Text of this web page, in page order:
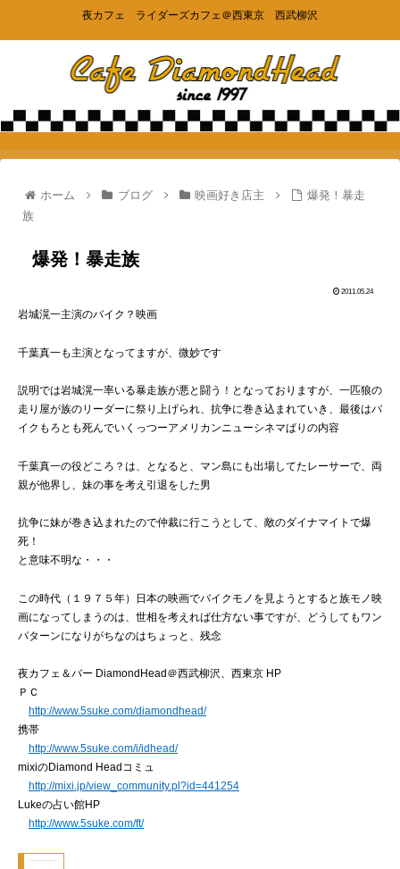
夜カフェ ライダーズカフェ＠西東京 西武柳沢
ホーム ブログ 映画好き店主
爆発！暴走
族
爆発！暴走族
2011.05.24
岩城滉一主演のバイク？映画
千葉真一も主演となってますが、微妙です
説明では岩城滉一率いる暴走族が悪と闘う！となっておりますが、一匹狼の
走り屋が族のリーダーに祭り上げられ、抗争に巻き込まれていき、最後はバ
イクもろとも死んでいくっつーアメリカンニューシネマばりの内容
千葉真一の役どころ？は、となると、マン島にも出場してたレーサーで、両
親が他界し、妹の事を考え引退をした男
抗争に妹が巻き込まれたので仲裁に行こうとして、敵のダイナマイトで爆
死！
と意味不明な・・・
この時代（１９７５年）日本の映画でバイクモノを見ようとすると族モノ映
画になってしまうのは、世相を考えれば仕方ない事ですが、どうしてもワン
パターンになりがちなのはちょっと、残念
夜カフェ＆バー DiamondHead＠西武柳沢、西東京 HP
ＰＣ
http://www.5suke.com/diamondhead/
携帯
http://www.5suke.com/i/idhead/
mixiのDiamond Headコミュ
http://mixi.jp/view_community.pl?id=441254
Lukeの占い館HP
http://www.5suke.com/ft/